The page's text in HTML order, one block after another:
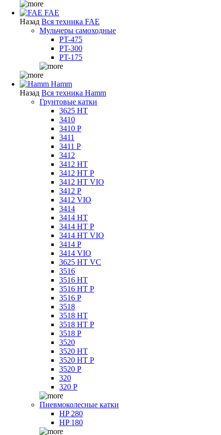
FAE
Назад Вся техника FAE
Мульчеры самоходные
PT-475
PT-300
PT-175
Hamm
Назад Вся техника Hamm
Грунтовые катки
3625 HT
3410
3410 P
3411
3411 P
3412
3412 HT
3412 HT P
3412 HT VIO
3412 P
3412 VIO
3414
3414 HT
3414 HT P
3414 HT VIO
3414 P
3414 VIO
3625 HT VC
3516
3516 HT
3516 HT P
3516 P
3518
3518 HT
3518 HT P
3518 P
3520
3520 HT
3520 HT P
3520 P
320
320 P
Пневмоколесные катки
HP 280
HP 180